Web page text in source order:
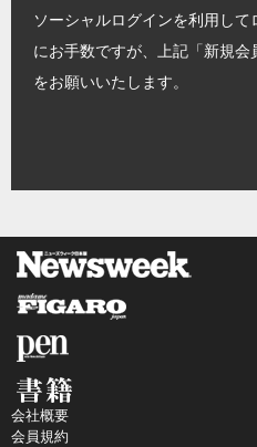
ソーシャルログインを利用し
にお手数ですが、上記「新規
をお願いいたします。
会社概要
会員規約